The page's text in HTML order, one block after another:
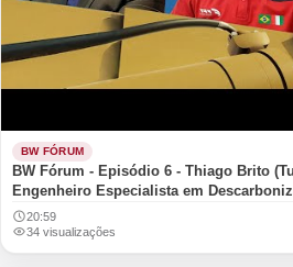
BW FÓRUM
BW Fórum - Episódio 6 - Thiago Brito
Engenheiro Especialista em
20:59
34 visualizações